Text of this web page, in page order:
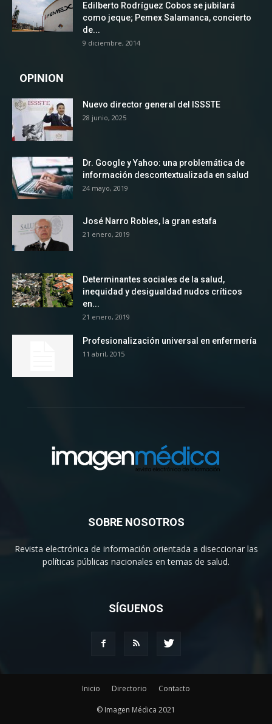
Edilberto Rodríguez Cobos se jubilará
como jeque; Pemex Salamanca, concierto
de...
9 diciembre, 2014
OPINION
Nuevo director general del ISSSTE
28 junio, 2025
Dr. Google y Yahoo: una problemática de
información descontextualizada en salud
24 mayo, 2019
José Narro Robles, la gran estafa
21 enero, 2019
Determinantes sociales de la salud,
inequidad y desigualdad nudos críticos
en...
21 enero, 2019
Profesionalización universal en enfermería
11 abril, 2015
SOBRE NOSOTROS
Revista electrónica de información orientada a diseccionar las
políticas públicas nacionales en temas de salud.
SÍGUENOS
Inicio Directorio Contacto
© Imagen Médica 2021